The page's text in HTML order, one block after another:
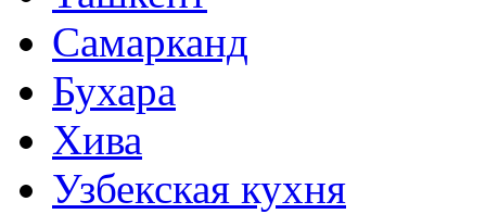
Самарканд
Бухара
Хива
Узбекская кухня